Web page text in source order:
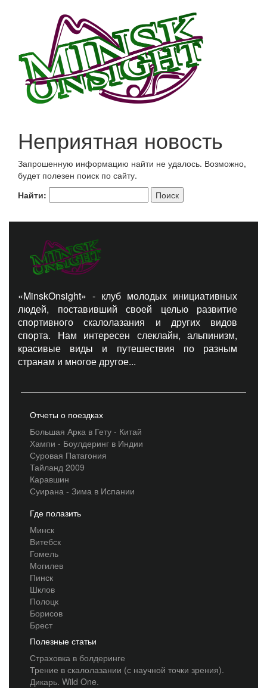
Неприятная новость
Запрошенную информацию найти не удалось. Возможно,
будет полезен поиск по сайту.
Найти:
«MinskOnsight» - клуб молодых инициативных
людей, поставивший своей целью развитие
спортивного скалолазания и других видов
спорта. Нам интересен слеклайн, альпинизм,
красивые виды и путешествия по разным
странам и многое другое...
Отчеты о поездках
Большая Арка в Гету - Китай
Хампи - Боулдеринг в Индии
Суровая Патагония
Тайланд 2009
Каравшин
Суирана - Зима в Испании
Где полазить
Минск
Витебск
Гомель
Могилев
Пинск
Шклов
Полоцк
Борисов
Брест
Полезные статьи
Страховка в болдеринге
Трение в скалолазании (с научной точки зрения).
Дикарь. Wild One.